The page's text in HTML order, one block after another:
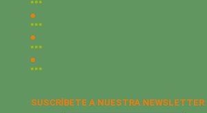
SUSCRÍBETE A NUESTRA NEWSLETTER: